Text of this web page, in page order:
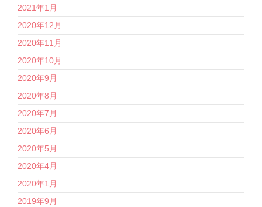
2021年1月
2020年12月
2020年11月
2020年10月
2020年9月
2020年8月
2020年7月
2020年6月
2020年5月
2020年4月
2020年1月
2019年9月